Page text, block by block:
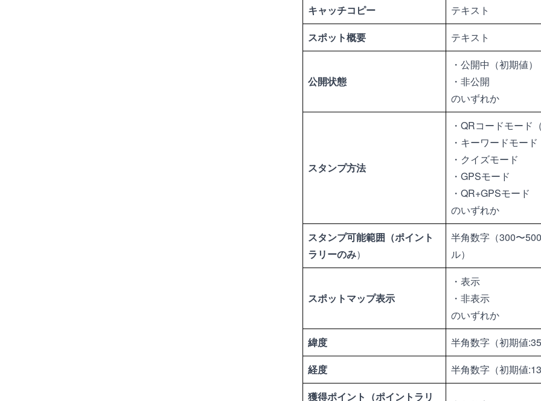
キャッチコピー
テキスト
スポット概要
テキスト
公開状態
・公開中（初期値）
・非公開
のいずれか
スタンプ方法
・QRコードモード
・キーワードモード
・クイズモード
・GPSモード
・QR+GPSモード
のいずれか
スタンプ可能範囲（ポイント
ラリーのみ）
半角数字（300〜
ル）
スポットマップ表示
・表示
・非表示
のいずれか
緯度
半角数字（初期値
経度
半角数字（初期値
獲得ポイント（ポイントラリ